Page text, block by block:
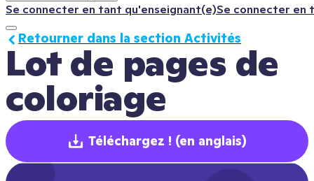
Se connecter en tant qu'enseignant(e)Se connecter en
Lot de pages de
coloriage
Retourner dans la section Activités
Téléchargez ! (en anglais)